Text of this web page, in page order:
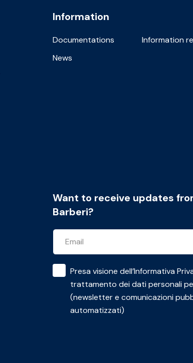
Information
Documentations
Information
News
Want to receive updates
Barberi?
Presa visione dell’Informativa
trattamento dei dati personali
(newsletter e comunicazioni
automatizzati)